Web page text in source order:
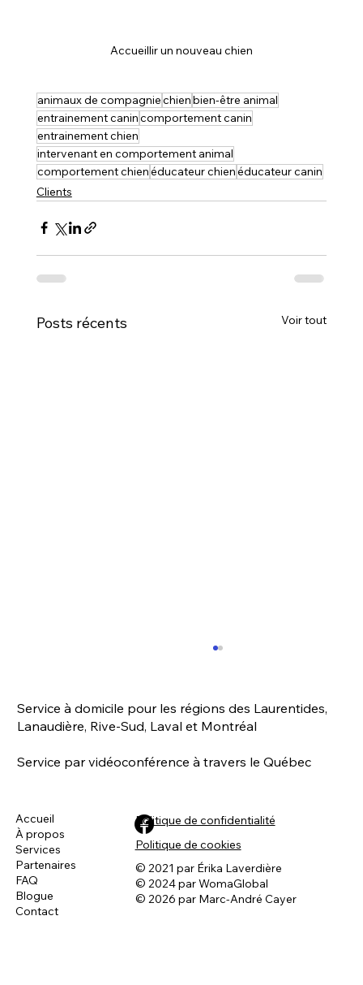
Accueillir un nouveau chien
animaux de compagniechienbien-être animal
entrainement canincomportement canin
entrainement chien
intervenant en comportement animal
comportement chienéducateur chienéducateur canin
Clients
Posts récents Voir tout
Politique de confidentialité
Politique de cookies
© 2021 par Érika Laverdière
© 2024 par WomaGlobal
© 2026 par Marc-André Cayer
Service à domicile pour les régions des Laurentides,
Lanaudière, Rive-Sud, Laval et Montréal
Service par vidéoconférence à travers le Québec
Accueil
À propos
Services
Partenaires
FAQ
Blogue
Contact